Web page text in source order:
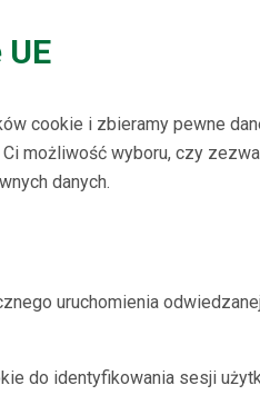
cookie i zbieramy pewne
możliwość wyboru, czy
danych.
uruchomienia
do identyfikowania sesji